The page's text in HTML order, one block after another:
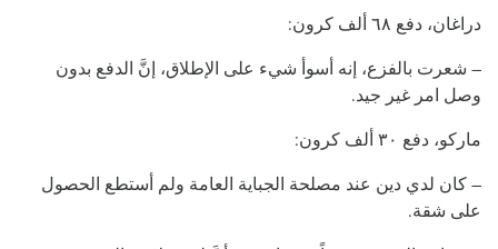
دراغان، دفع ٦٨ ألف كرون:
– شعرت بالفزع، إنه أسوأ شيء على الإطلاق، إنَّ الدفع بدون
وصل امر غير جيد.
ماركو، دفع ٣٠ ألف كرون:
– كان لدي دين عند مصلحة الجباية العامة ولم أستطع الحصول
على شقة.